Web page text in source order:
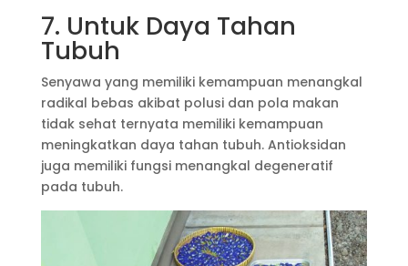
7. Untuk Daya Tahan
Tubuh
Senyawa yang memiliki kemampuan menangkal
radikal bebas akibat polusi dan pola makan
tidak sehat ternyata memiliki kemampuan
meningkatkan daya tahan tubuh. Antioksidan
juga memiliki fungsi menangkal degeneratif
pada tubuh.